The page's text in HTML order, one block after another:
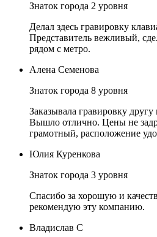
Знаток города 2 уровня
Делал здесь гравировку
Представитель вежливый,
рядом с метро.
Алена Семенова
Знаток города 8 уровня
Заказывала гравировку
Вышло отлично. Цены не
грамотный, расположение
Юлия Куренкова
Знаток города 3 уровня
Спасибо за хорошую и
рекомендую эту компанию.
Владислав С